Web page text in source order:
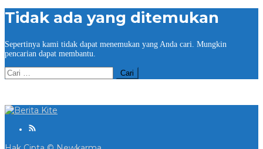
Tidak ada yang ditemukan
Sepertinya kami tidak dapat menemukan yang Anda cari. Mungkin
pencarian dapat membantu.
Cari
untuk: